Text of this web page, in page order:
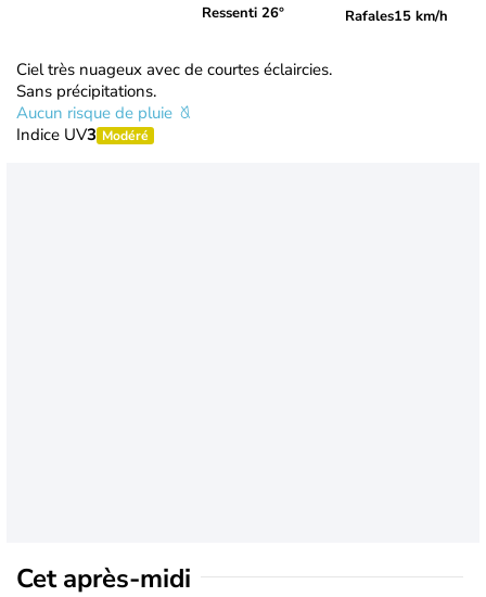
Ressenti 26° Rafales15 km/h
Ciel très nuageux avec de courtes éclaircies.
Sans précipitations.
Aucun risque de pluie
Indice UV3 Modéré
Cet après-midi